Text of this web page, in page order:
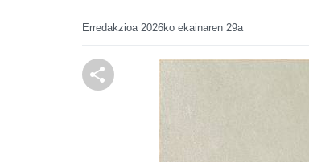
Erredakzioa 2026ko ekainaren 29a